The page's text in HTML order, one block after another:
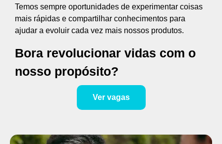
Temos sempre oportunidades de experimentar coisas
mais rápidas e compartilhar conhecimentos para
ajudar a evoluir cada vez mais nossos produtos.
Bora revolucionar vidas com o
nosso propósito?
Ver vagas